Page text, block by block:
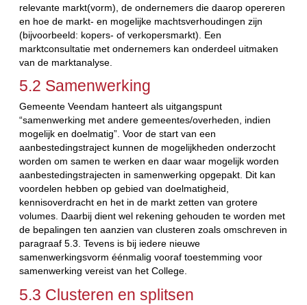
relevante markt(vorm), de ondernemers die daarop opereren
en hoe de markt- en mogelijke machtsverhoudingen zijn
(bijvoorbeeld: kopers- of verkopersmarkt). Een
marktconsultatie met ondernemers kan onderdeel uitmaken
van de marktanalyse.
5.2 Samenwerking
Gemeente Veendam hanteert als uitgangspunt
“samenwerking met andere gemeentes/overheden, indien
mogelijk en doelmatig”. Voor de start van een
aanbestedingstraject kunnen de mogelijkheden onderzocht
worden om samen te werken en daar waar mogelijk worden
aanbestedingstrajecten in samenwerking opgepakt. Dit kan
voordelen hebben op gebied van doelmatigheid,
kennisoverdracht en het in de markt zetten van grotere
volumes. Daarbij dient wel rekening gehouden te worden met
de bepalingen ten aanzien van clusteren zoals omschreven in
paragraaf 5.3. Tevens is bij iedere nieuwe
samenwerkingsvorm éénmalig vooraf toestemming voor
samenwerking vereist van het College.
5.3 Clusteren en splitsen